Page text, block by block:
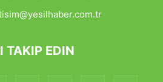
TAKIP EDIN